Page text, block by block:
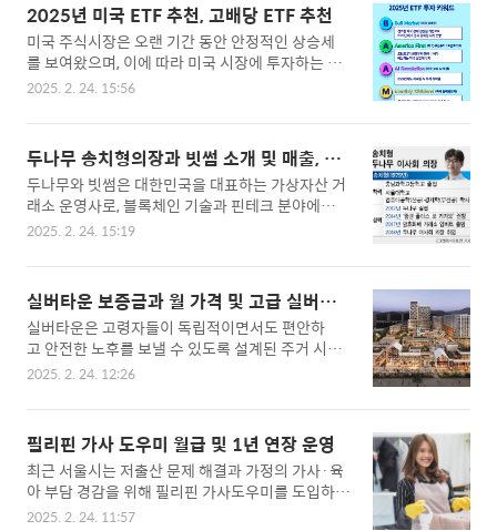
2025년 미국 ETF 추천, 고배당 ETF 추천
미국 주식시장은 오랜 기간 동안 안정적인 상승세
를 보여왔으며, 이에 따라 미국 시장에 투자하는 ET
F(상장지수펀드)에 대한 관심이 높아지고 있습니
인 ETF들을 소개해드리겠습니다. ▣ 미국 ETF 추
천 1. SPDR S&P 500 ETF Trust (SPY) 설명: 미국
을 대표하는 S&P 500 지수를 추종하는 ETF로, 애
플, 마이크로소프트, 아마존 등 대형 우량주에 투자
합니다. 특징: 높은 유동성과 안정성을 자랑하며, 장
기 투자자에게 적합한 상품입니다. 운용 수수료: 0.
ust (QQQ) 설명: 나스닥 100 지수를 추종하는 ETF
로, 기술주 중심의 포트폴리오를 구성하고 있습니
다. 특징: 애..
2025. 2. 24. 15:56
두나무 송치형의장과 빗썸 소개 및 매출, 영
업이익 향후 전망
두나무와 빗썸은 대한민국을 대표하는 가상자산 거
래소 운영사로, 블록체인 기술과 핀테크 분야에
서 선도적인 역할을 수행하고 있습니다. 두나무
mb)'을 각각 운영하며, 국내 가상자산 시장의 큰 비
중을 차지하고 있습니다. ▣ 두나무와 빗썸의 소개
및 차이점 두나무는 2012년에 설립된 블록체
인 및 핀테크 전문 기업으로, 2017년 가상자산 거래
소 업비트를 출시하여 빠르게 시장 점유율을 확대하
였습니다. 업비트는 사용자 친화적인 인터페이스
재 국내 시장에서 선두를 유지하고 있습니다. 또
한, 두나무는 증권 거래 정보 서비스인 '증권플러
스'와 메타버스 플랫폼 '세컨드블록' 등 다양한 서비
스를 통해 사업 영역을 확장하..
2025. 2. 24. 15:19
실버타운 보증금과 월 가격 및 고급 실버타
운, 가성비 실버타운
실버타운은 고령자들이 독립적이면서도 편안하
고 안전한 노후를 보낼 수 있도록 설계된 주거 시설
입니다. 이러한 시설은 다양한 편의 서비스와 의
고, 사회적 교류를 촉진하는 역할을 합니다. ▣ 실버
타운의 정의와 역할실버타운은 55세 이상의 시니어
를 대상으로 한 전용 주거 아파트로, 단순한 노인 요
양 시설과는 달리 다양한 생활 편의시설과 문화 활
동 프로그램을 제공하는 고급 주거 공간입니다. 이
를 통해 고령자들이 독립적인 생활을 유지하면서도
2025. 2. 24. 12:26
필리핀 가사 도우미 월급 및 1년 연장 운영
최근 서울시는 저출산 문제 해결과 가정의 가사·육
아 부담 경감을 위해 필리핀 가사도우미를 도입하
는 시범사업을 진행하고 있습니다. 이 사업은 2024
2025. 2. 24. 11:57